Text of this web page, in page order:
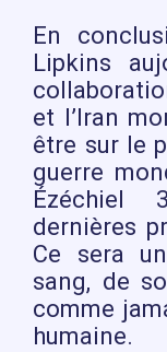
En
Lipkins
et l’Iran
être sur le
guerre
Ézéchiel
dernières
Ce sera
sang, de
comme
humaine.